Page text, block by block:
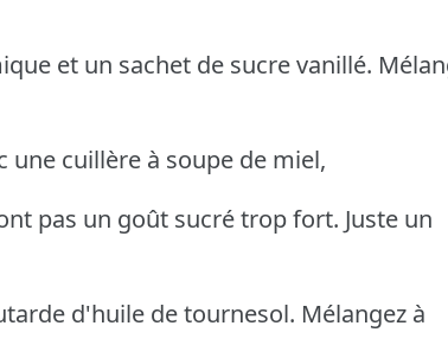
et un sachet de sucre vanillé.
une cuillère à soupe de miel,
pas un goût sucré trop fort. Juste un
d'huile de tournesol. Mélangez à